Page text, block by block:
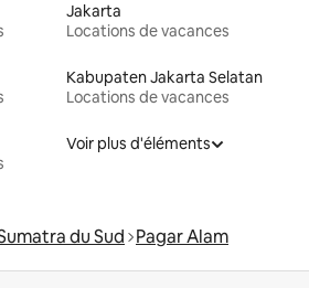
Jakarta
Locations de vacances
Kabupaten Jakarta Selatan
Locations de vacances
Voir plus d'éléments
du Sud Pagar Alam